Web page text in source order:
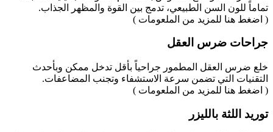
تماماً للون السن الطبيعي، تدمج بين القوة والمظهر الجذاب.
( اضغط هنا للمزيد من الملعومات )
جراحات ضرس العقل
خلع ضرس العقل المطمور جراحياً بأقل تدخل ممكن وبأحدث
التقنيات التي تضمن سرعة الاستشفاء وتجنب المضاعفات.
( اضغط هنا للمزيد من الملعومات )
توريد اللثة بالليزر